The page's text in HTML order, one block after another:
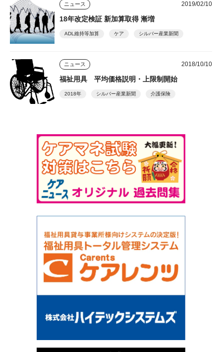
ニュース 2019/02/10
18年改定検証 新加算取得 漸増
ADL維持等加算 ケア シルバー産業新聞
ニュース 2018/10/10
福祉用具 平均価格説明・上限制開始
2018年 シルバー産業新聞 介護保険